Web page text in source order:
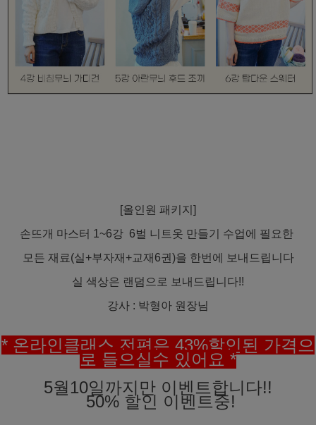
[올인원 패키지]
손뜨개 마스터 1~6강 6벌 니트옷 만들기 수업에 필요한
모든 재료(실+부자재+교재6권)을 한번에 보내드립니다
실 색상은 랜덤으로 보내드립니다!!
강사 : 박형아 원장님
* 온라인클래스 전편은 43%할인된 가격으
로 들으실수 있어요 *
5월10일까지만 이벤트합니다!!
50% 할인 이벤트중!